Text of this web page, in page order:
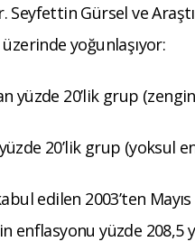
Seyfettin Gürsel ve
yoğunlaşıyor:
yüzde 20’lik grup
20’lik grup (yoksul
edilen 2003’ten
enflasyonu yüzde 208,5